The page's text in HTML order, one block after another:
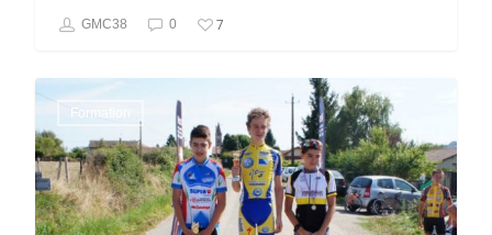
GMC38 0 7
Formation